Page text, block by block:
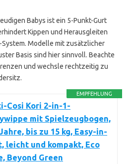
Babys ist ein 5-Punkt-Gurt
Kippen und Herausgleiten
System. Modelle mit zusätzlicher
Basis sind hier sinnvoll. Beachte
und wechsle rechtzeitig zu
EMPFEHLUNG
Cosi Kori 2-in-1-
mit Spielzeugbogen,
bis zu 15 kg, Easy-in-
leicht und kompakt, Eco
Beyond Green